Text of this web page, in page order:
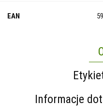
EAN
Informacje